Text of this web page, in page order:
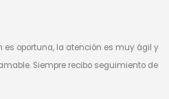
es oportuna, la atención es muy ágil y
Siempre recibo seguimiento de